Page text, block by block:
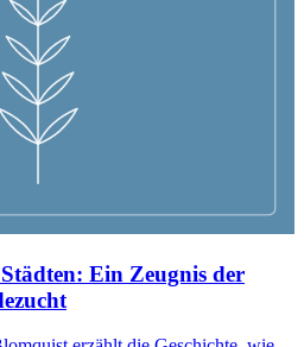
Ein Zeugnis der